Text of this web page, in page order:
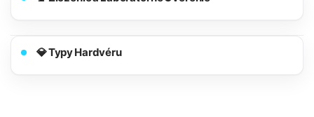
💎 Typy Hardvéru